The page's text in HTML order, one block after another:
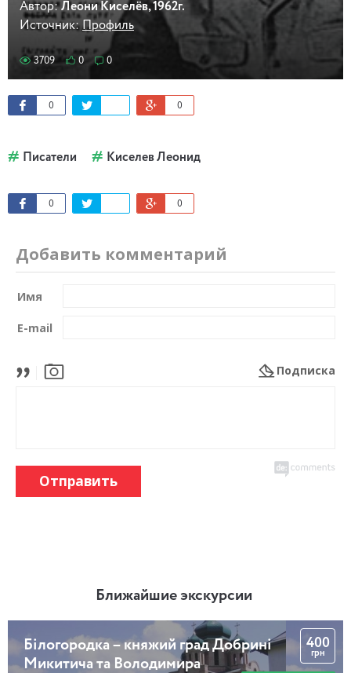
Автор: Леони Киселёв, 1962г.
Источник: Профиль
3709 0 0
0 0
Писатели Киселев Леонид
0 0
Добавить комментарий
Имя
E-mail
Подписка
Отправить
Ближайшие экскурсии
Білогородка – княжий град Добрині
Микитича та Володимира
400
грн